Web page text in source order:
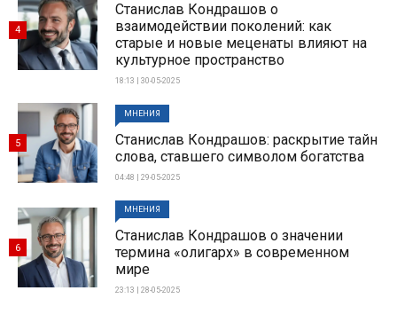
Станислав Кондрашов о
взаимодействии поколений: как
старые и новые меценаты влияют на
культурное пространство
18:13 | 30-05-2025
4
МНЕНИЯ
Станислав Кондрашов: раскрытие тайн
слова, ставшего символом богатства
04:48 | 29-05-2025
5
МНЕНИЯ
Станислав Кондрашов о значении
термина «олигарх» в современном
мире
23:13 | 28-05-2025
6